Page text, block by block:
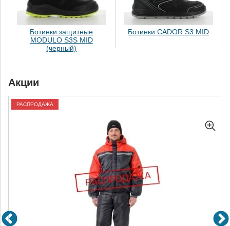
Ботинки защитные
MODULO S3S MID
(черный)
Ботинки CADOR S3 MID
Акции
РАСПРОДАЖА